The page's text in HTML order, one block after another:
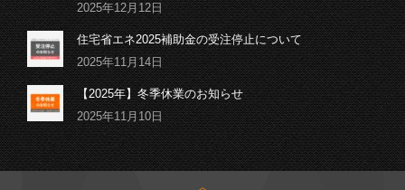
2025年12月12日
住宅省エネ2025補助金の受注停止について
2025年11月14日
【2025年】冬季休業のお知らせ
2025年11月10日